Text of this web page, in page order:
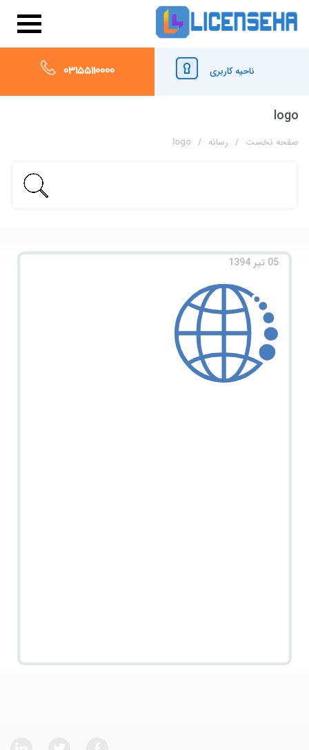
ناحیه کاربری 03155110000
logo
صفحه نخست رسانه logo
05 تیر 1394